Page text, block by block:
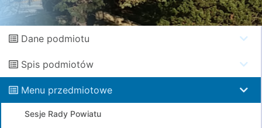
Dane podmiotu
Spis podmiotów
Menu przedmiotowe
Sesje Rady Powiatu